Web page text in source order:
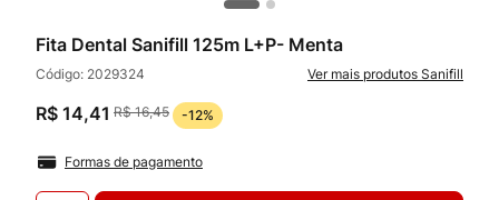
Fita Dental Sanifill 125m L+P- Menta
Código: 2029324 Sanifill
R$ 14,41 R$ 16,45 -12%
Formas de pagamento